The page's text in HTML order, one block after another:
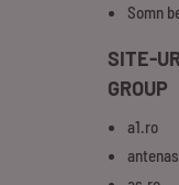
Somn
SITE-
GROUP
a1.ro